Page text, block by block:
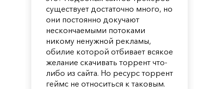
существует достаточно много, но
они постоянно докучают
нескончаемыми потоками
никому ненужной рекламы,
обилие которой отбивает всякое
желание скачивать торрент что-
либо из сайта. Но ресурс торрент
геймс не относиться к таковым.